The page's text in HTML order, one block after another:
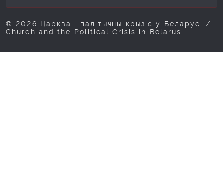
© 2026 Царква і палітычны крызіс у Беларусі /
Church and the Political Crisis in Belarus